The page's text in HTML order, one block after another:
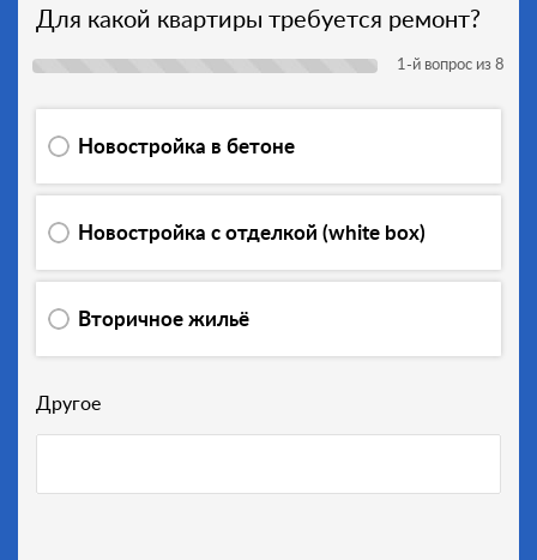
Для какой квартиры требуется ремонт?
1-й вопрос из 8
Новостройка в бетоне
Новостройка с отделкой (white box)
Вторичное жильё
Другое